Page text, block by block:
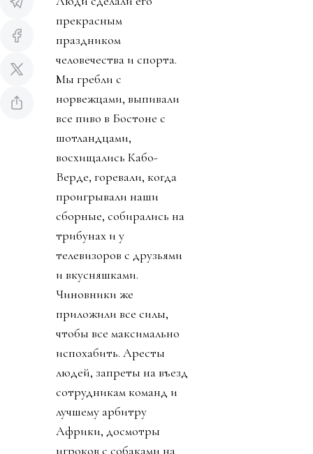
прекрасным
праздником
человечества и спорта.
Мы гребли с
норвежцами, выпивали
все пиво в Бостоне с
шотландцами,
восхищались Кабо-
Верде, горевали, когда
проигрывали наши
сборные, собирались на
трибунах и у
телевизоров с друзьями
и вкусняшками.
Чиновники же
приложили все силы,
чтобы все максимально
испохабить. Аресты
людей, запреты на въезд
сотрудникам команд и
лучшему арбитру
Африки, досмотры
игроков с собаками на